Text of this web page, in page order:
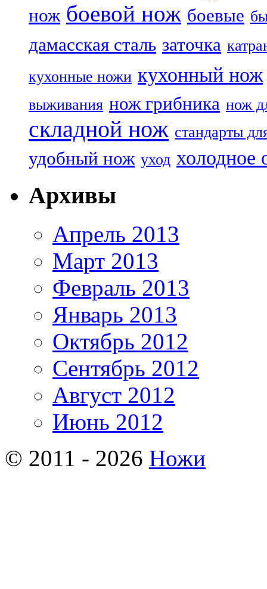
нож боевой нож боевые
дамасская сталь заточка
кухонные ножи кухонный нож
выживания нож грибника нож
складной нож стандарты
удобный нож уход холодное
Архивы
Апрель 2013
Март 2013
Февраль 2013
Январь 2013
Октябрь 2012
Сентябрь 2012
Август 2012
Июнь 2012
© 2011 - 2026 Ножи